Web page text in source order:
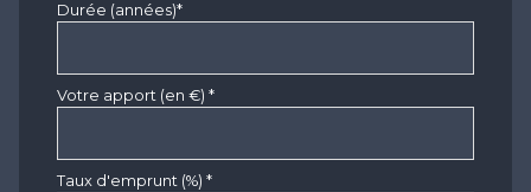
Durée (années)*
Votre apport (en €) *
Taux d'emprunt (%) *